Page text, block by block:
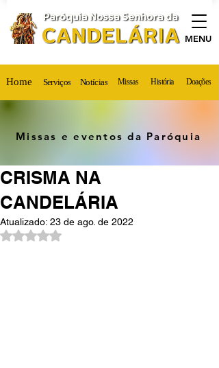
Home Serviços Notícias Missas História Doações
MENU
Missas e eventos da Paróquia
CRISMA NA
CANDELÁRIA
Atualizado: 23 de ago. de 2022
Avaliado com NaN de 5 estrelas.